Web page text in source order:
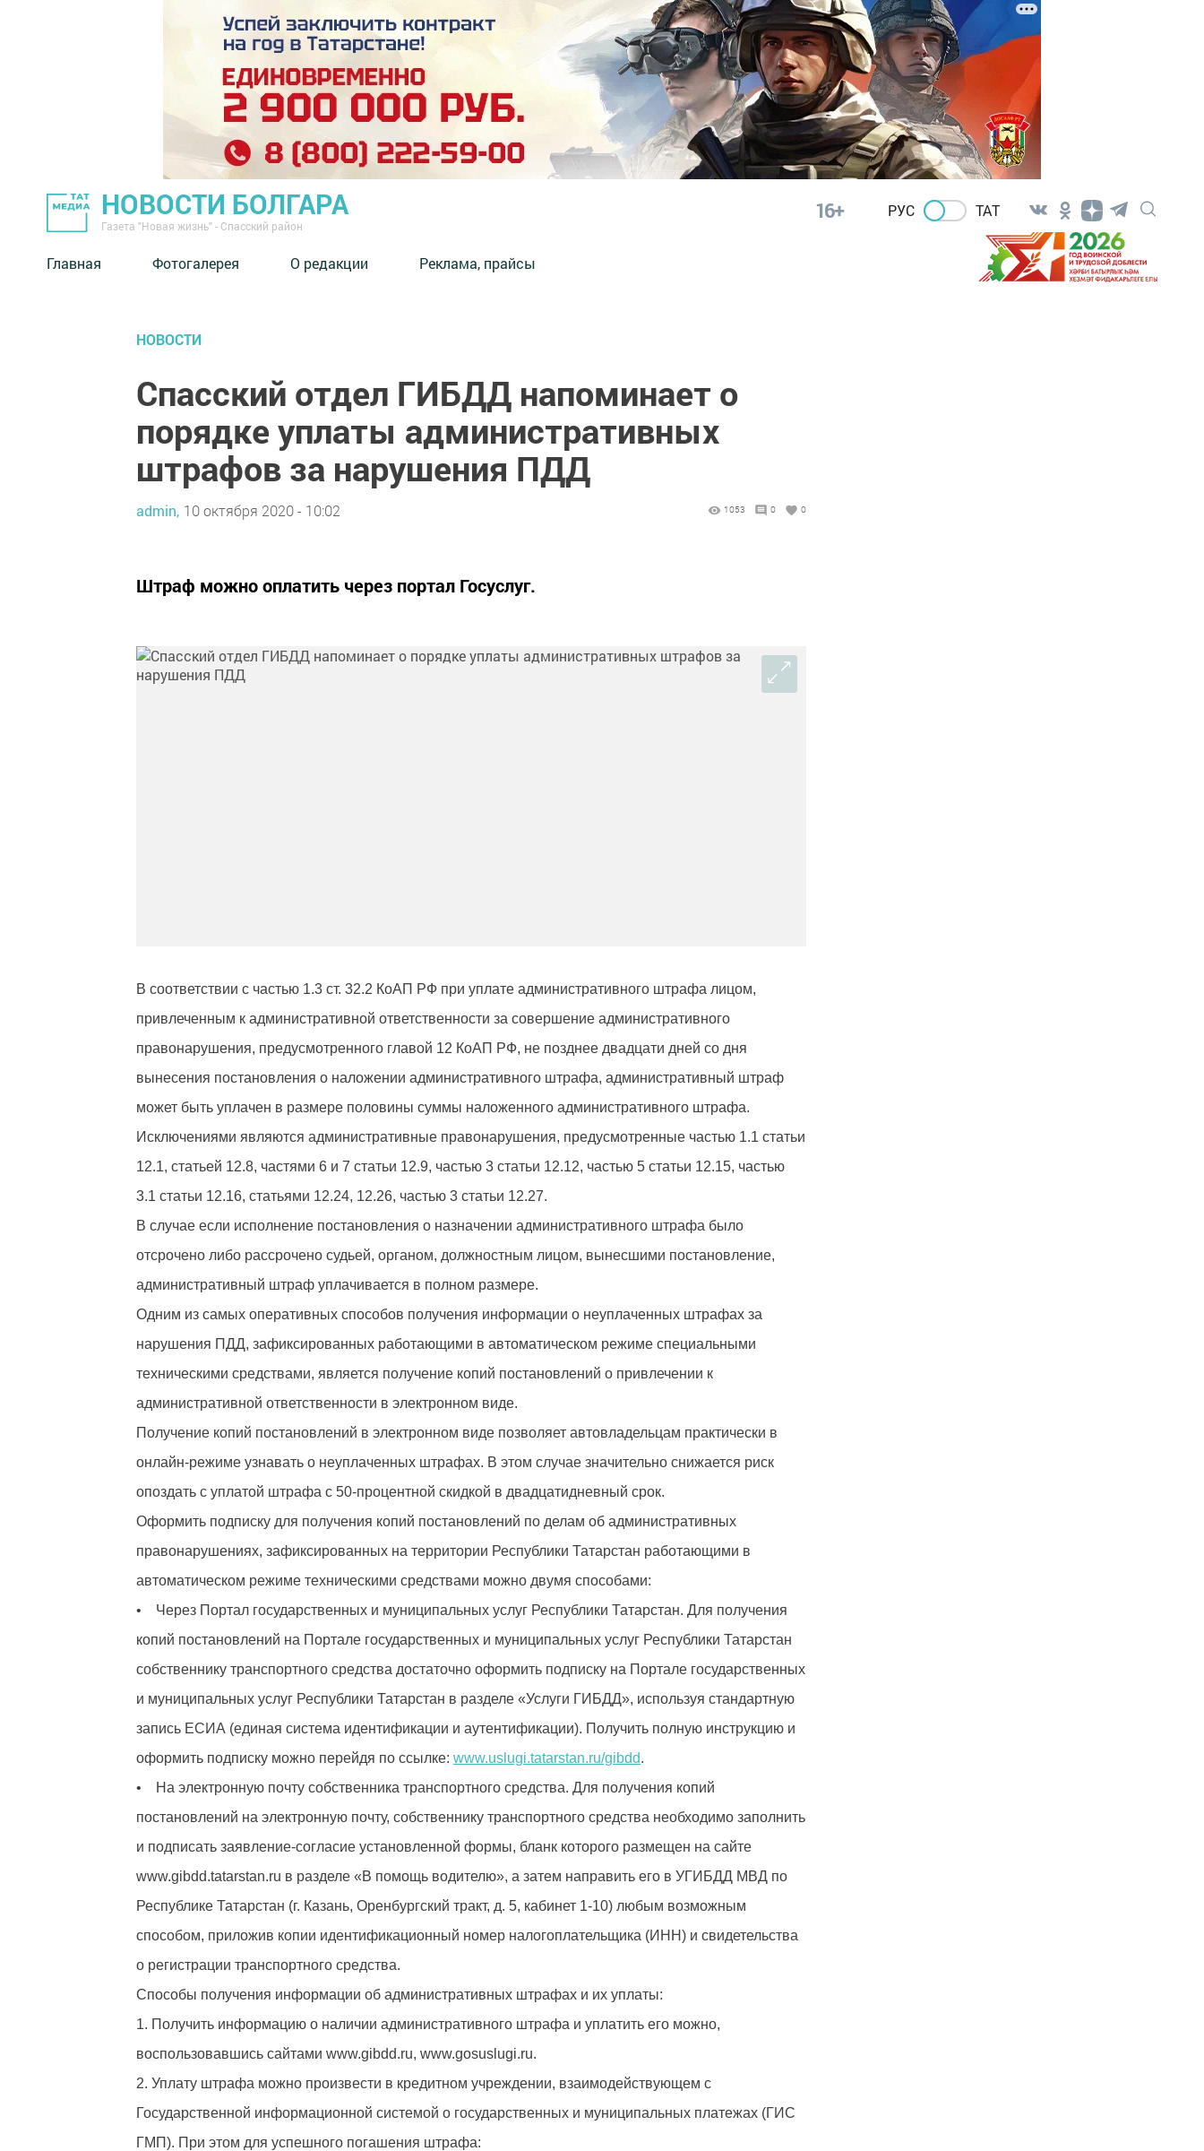
НОВОСТИ БОЛГАРА
Газета "Новая жизнь" - Спасский район
16+ РУС ТАТ
Главная Фотогалерея О редакции Реклама, прайсы
НОВОСТИ
Спасский отдел ГИБДД напоминает о
порядке уплаты административных
штрафов за нарушения ПДД
admin, 10 октября 2020 - 10:02 1053 0 0
Штраф можно оплатить через портал Госуслуг.
В соответствии с частью 1.3 ст. 32.2 КоАП РФ при уплате административного штрафа лицом,
привлеченным к административной ответственности за совершение административного
правонарушения, предусмотренного главой 12 КоАП РФ, не позднее двадцати дней со дня
вынесения постановления о наложении административного штрафа, административный штраф
может быть уплачен в размере половины суммы наложенного административного штрафа.
Исключениями являются административные правонарушения, предусмотренные частью 1.1 статьи
12.1, статьей 12.8, частями 6 и 7 статьи 12.9, частью 3 статьи 12.12, частью 5 статьи 12.15, частью
3.1 статьи 12.16, статьями 12.24, 12.26, частью 3 статьи 12.27.
В случае если исполнение постановления о назначении административного штрафа было
отсрочено либо рассрочено судьей, органом, должностным лицом, вынесшими постановление,
административный штраф уплачивается в полном размере.
Одним из самых оперативных способов получения информации о неуплаченных штрафах за
нарушения ПДД, зафиксированных работающими в автоматическом режиме специальными
техническими средствами, является получение копий постановлений о привлечении к
административной ответственности в электронном виде.
Получение копий постановлений в электронном виде позволяет автовладельцам практически в
онлайн-режиме узнавать о неуплаченных штрафах. В этом случае значительно снижается риск
опоздать с уплатой штрафа с 50-процентной скидкой в двадцатидневный срок.
Оформить подписку для получения копий постановлений по делам об административных
правонарушениях, зафиксированных на территории Республики Татарстан работающими в
автоматическом режиме техническими средствами можно двумя способами:
• Через Портал государственных и муниципальных услуг Республики Татарстан. Для получения
копий постановлений на Портале государственных и муниципальных услуг Республики Татарстан
собственнику транспортного средства достаточно оформить подписку на Портале государственных
и муниципальных услуг Республики Татарстан в разделе «Услуги ГИБДД», используя стандартную
запись ЕСИА (единая система идентификации и аутентификации). Получить полную инструкцию и
оформить подписку можно перейдя по ссылке: www.uslugi.tatarstan.ru/gibdd.
• На электронную почту собственника транспортного средства. Для получения копий
постановлений на электронную почту, собственнику транспортного средства необходимо заполнить
и подписать заявление-согласие установленной формы, бланк которого размещен на сайте
www.gibdd.tatarstan.ru в разделе «В помощь водителю», а затем направить его в УГИБДД МВД по
Республике Татарстан (г. Казань, Оренбургский тракт, д. 5, кабинет 1-10) любым возможным
способом, приложив копии идентификационный номер налогоплательщика (ИНН) и свидетельства
о регистрации транспортного средства.
Способы получения информации об административных штрафах и их уплаты:
1. Получить информацию о наличии административного штрафа и уплатить его можно,
воспользовавшись сайтами www.gibdd.ru, www.gosuslugi.ru.
2. Уплату штрафа можно произвести в кредитном учреждении, взаимодействующем с
Государственной информационной системой о государственных и муниципальных платежах (ГИС
ГМП). При этом для успешного погашения штрафа: